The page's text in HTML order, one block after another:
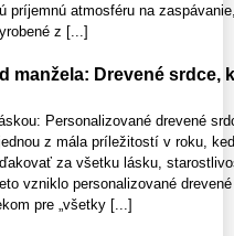
príjemnú atmosféru na
z [...]
manžela: Drevené srdce,
Personalizované drevené
z mála príležitostí v roku,
za všetku lásku,
vzniklo personalizované
pre „všetky [...]